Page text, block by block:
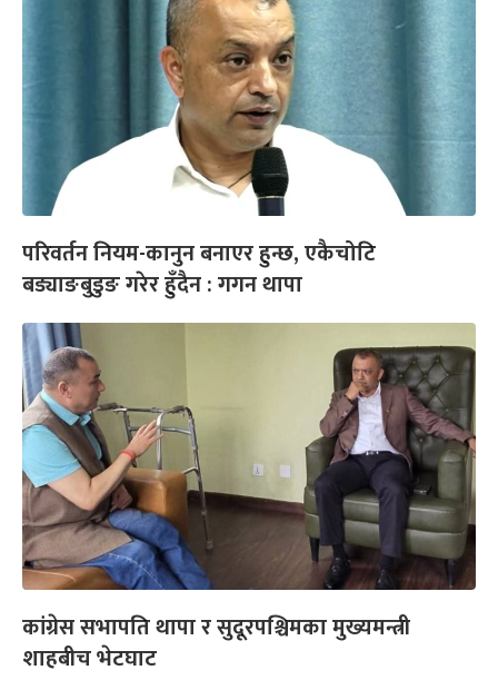
परिवर्तन नियम-कानुन बनाएर हुन्छ, एकैचोटि
बड्याङबुडुङ गरेर हुँदैन : गगन थापा
कांग्रेस सभापति थापा र सुदूरपश्चिमका मुख्यमन्त्री
शाहबीच भेटघाट